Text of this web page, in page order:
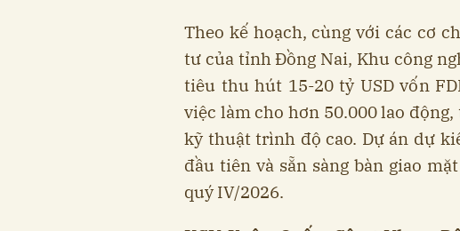
Theo kế hoạch, cùng với các cơ
tư của tỉnh Đồng Nai, Khu công
tiêu thu hút 15-20 tỷ USD vốn
việc làm cho hơn 50.000 lao
kỹ thuật trình độ cao. Dự án dự
đầu tiên và sẵn sàng bàn giao
quý IV/2026.